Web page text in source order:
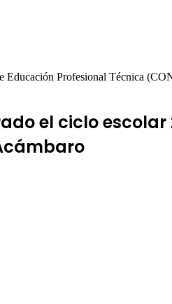
Educación Profesional Técnica
el ciclo escolar